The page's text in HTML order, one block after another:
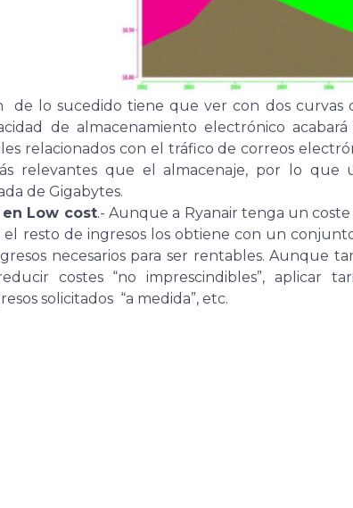
de lo sucedido tiene que ver con dos curvas
de almacenamiento electrónico
relacionados con el tráfico de correos
relevantes que el almacenaje, por lo que
de Gigabytes.
Low cost.- Aunque a Ryanair tenga un
resto de ingresos los obtiene con un
necesarios para ser rentables. Aunque
costes “no imprescindibles”, aplicar
solicitados “a medida”, etc.